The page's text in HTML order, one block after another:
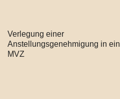
Verlegung einer
Anstellungsgenehmigung in ein
MVZ